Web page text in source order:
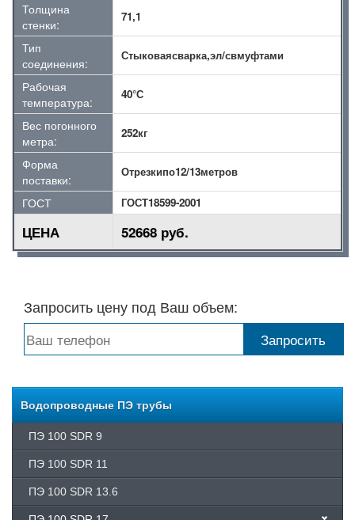
Толщина
стенки:
71,1
Тип
соединения:
Стыковаясварка,эл/свмуфтами
Рабочая
температура:
40°С
Вес погонного
метра:
252кг
Форма
поставки:
Отрезкипо12/13метров
ГОСТ ГОСТ18599-2001
ЦЕНА 52668 руб.
Запросить цену под Ваш объем:
Водопроводные ПЭ трубы
ПЭ 100 SDR 9
ПЭ 100 SDR 11
ПЭ­ 100 SDR 13.6